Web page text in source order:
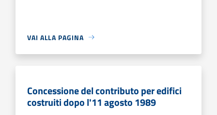
VAI ALLA PAGINA
Concessione del contributo per edifici
costruiti dopo l'11 agosto 1989